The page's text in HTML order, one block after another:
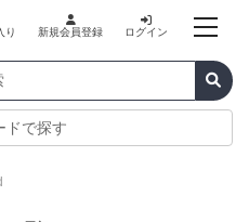
り 新規会員登録 ログイン
ドで探す